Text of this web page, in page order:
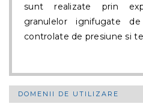
sunt realizate prin
granulelor ignifugate
controlate de presiune si
DOMENII DE UTILIZARE